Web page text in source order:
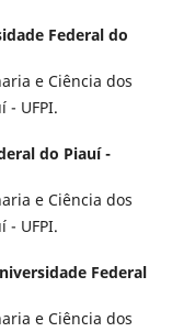
Federal do
e Ciência dos
- UFPI.
do Piauí -
e Ciência dos
- UFPI.
Federal
e Ciência dos